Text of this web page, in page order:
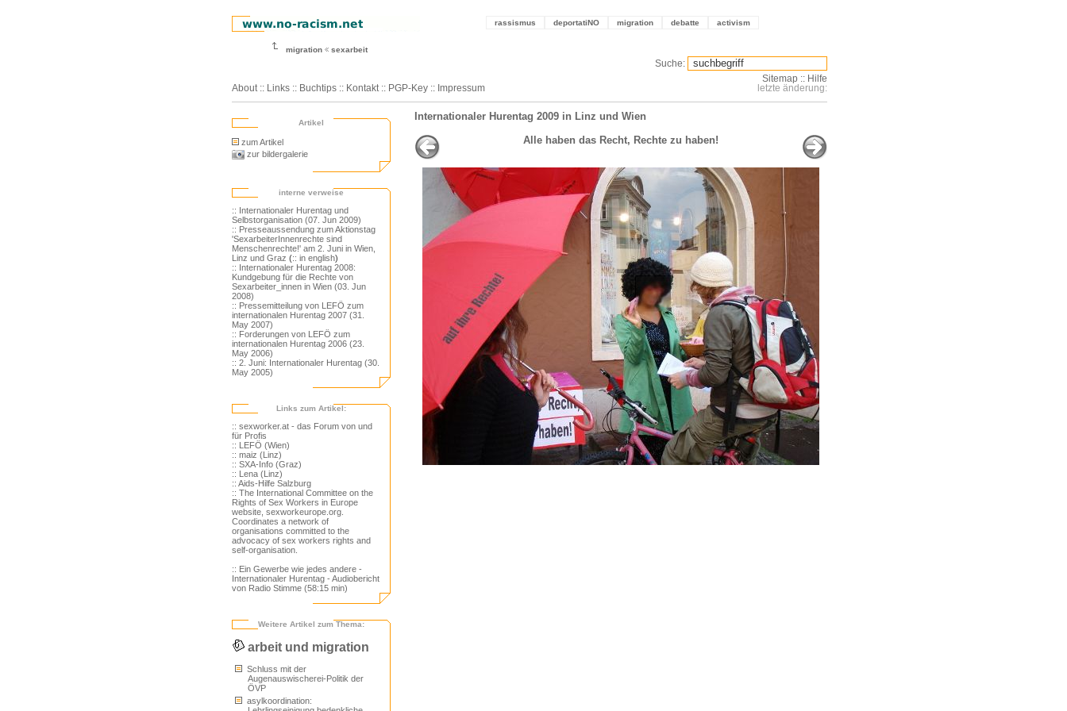
rassismus deportatiNO migration debatte activism
migration sexarbeit
About :: Links :: Buchtips :: Kontakt :: PGP-Key :: Impressum
Suche:
Sitemap :: Hilfe
letzte änderung:
Artikel
zum Artikel
zur bildergalerie
interne verweise
:: Internationaler Hurentag und
Selbstorganisation (07. Jun 2009)
:: Presseaussendung zum Aktionstag
'SexarbeiterInnenrechte sind
Menschenrechte!' am 2. Juni in Wien,
Linz und Graz (:: in english)
:: Internationaler Hurentag 2008:
Kundgebung für die Rechte von
Sexarbeiter_innen in Wien (03. Jun
2008)
:: Pressemitteilung von LEFÖ zum
internationalen Hurentag 2007 (31.
May 2007)
:: Forderungen von LEFÖ zum
internationalen Hurentag 2006 (23.
May 2006)
:: 2. Juni: Internationaler Hurentag (30.
May 2005)
Links zum Artikel:
:: sexworker.at - das Forum von und
für Profis
:: LEFÖ (Wien)
:: maiz (Linz)
:: SXA-Info (Graz)
:: Lena (Linz)
:: Aids-Hilfe Salzburg
:: The International Committee on the
Rights of Sex Workers in Europe
website, sexworkeurope.org.
Coordinates a network of
organisations committed to the
advocacy of sex workers rights and
self-organisation.
:: Ein Gewerbe wie jedes andere -
Internationaler Hurentag - Audiobericht
von Radio Stimme (58:15 min)
Weitere Artikel zum Thema:
arbeit und migration
Schluss mit der
Augenauswischerei-Politik der
ÖVP
asylkoordination:
Internationaler Hurentag 2009 in Linz und Wien
Alle haben das Recht, Rechte zu haben!